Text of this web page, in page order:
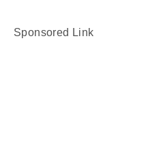
Sponsored Link